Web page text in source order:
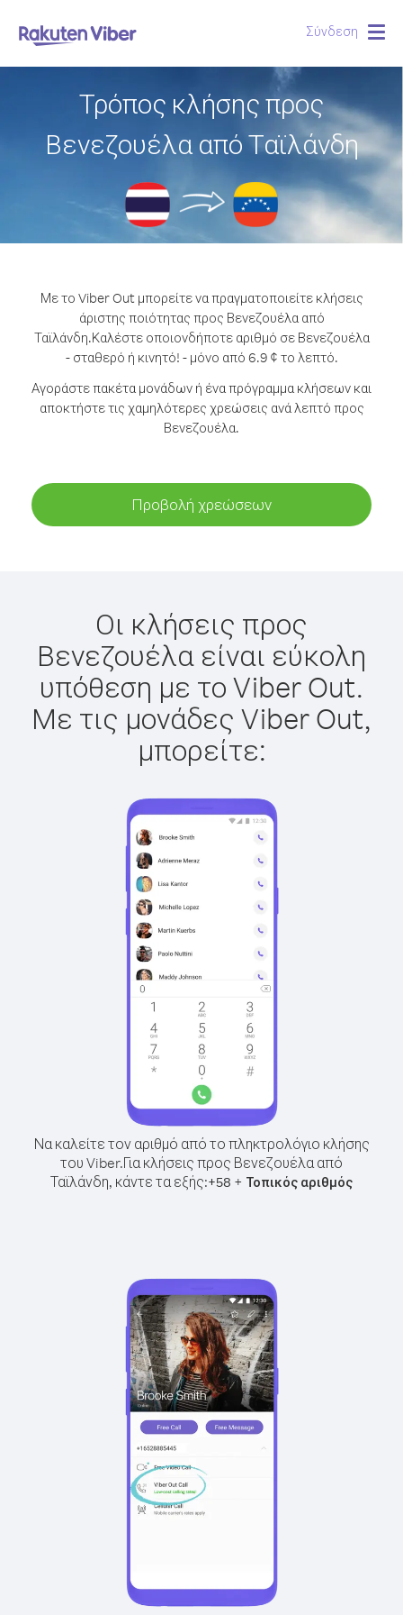
Σύνδεση
Τρόπος κλήσης προς
Βενεζουέλα από Ταϊλάνδη
Με το Viber Out μπορείτε να πραγματοποιείτε κλήσεις
άριστης ποιότητας προς Βενεζουέλα από
Ταϊλάνδη.Καλέστε οποιονδήποτε αριθμό σε Βενεζουέλα
- σταθερό ή κινητό! - μόνο από 6.9 ¢ το λεπτό.
Αγοράστε πακέτα μονάδων ή ένα πρόγραμμα κλήσεων και
αποκτήστε τις χαμηλότερες χρεώσεις ανά λεπτό προς
Βενεζουέλα.
Προβολή χρεώσεων
Οι κλήσεις προς
Βενεζουέλα είναι εύκολη
υπόθεση με το Viber Out.
Με τις μονάδες Viber Out,
μπορείτε:
Να καλείτε τον αριθμό από το πληκτρολόγιο κλήσης
του Viber.Για κλήσεις προς Βενεζουέλα από
Ταϊλάνδη, κάντε τα εξής:+58 + Τοπικός αριθμός